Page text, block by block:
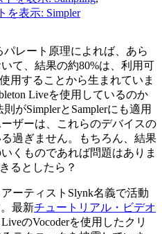
を表示: Simpler
レート原理によれば、あら
て、結果の約80%は、利用可
用することから生まれていま
Liveを使用しているのか
がSimplerとSamplerにも適用
ザーは、これらのデバイスの
過ぎません。もちろん、結果
くものであれば問題はありま
るとしたら？
ーティストSlynk名義で活動
最新チュートリアル・ビデオ
のVocoderを使用したクリ